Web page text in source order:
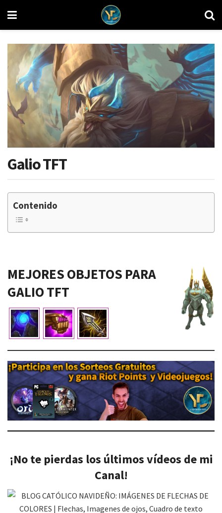
Galio TFT
Contenido
MEJORES OBJETOS PARA
GALIO TFT
¡No te pierdas los últimos vídeos de mi
Canal!